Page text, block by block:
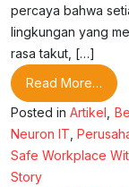
percaya bahwa
lingkungan yang
rasa takut, […]
Read More…
Posted inArtikel
Neuron IT ,
Safe Workplace
Story